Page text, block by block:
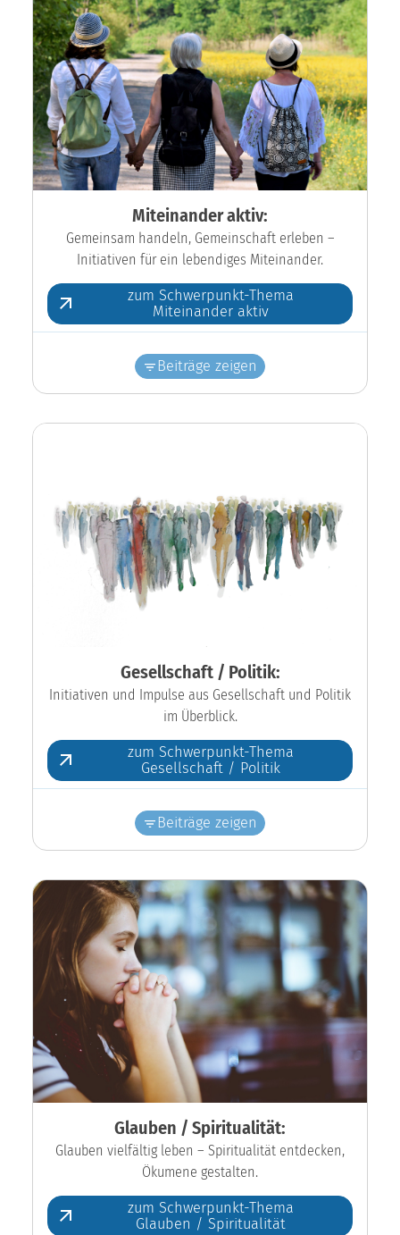
Miteinander aktiv:
Gemeinsam handeln, Gemeinschaft erleben –
Initiativen für ein lebendiges Miteinander.
zum Schwerpunkt-Thema
Miteinander aktiv
Beiträge zeigen
Gesellschaft / Politik:
Initiativen und Impulse aus Gesellschaft und Politik
im Überblick.
zum Schwerpunkt-Thema
Gesellschaft / Politik
Beiträge zeigen
Glauben / Spiritualität:
Glauben vielfältig leben – Spiritualität entdecken,
Ökumene gestalten.
zum Schwerpunkt-Thema
Glauben / Spiritualität